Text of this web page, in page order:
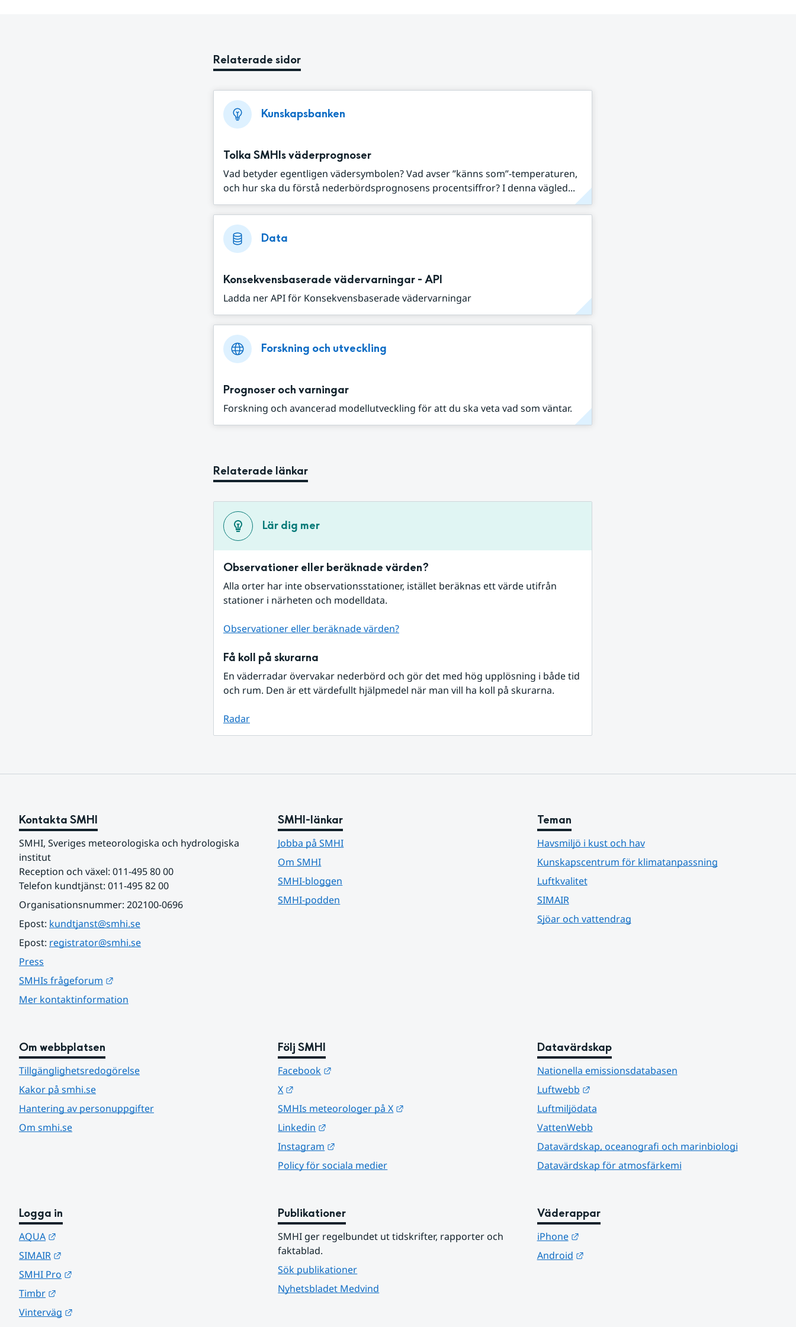
Relaterade sidor
Kunskapsbanken
Tolka SMHIs väderprognoser
Vad betyder egentligen vädersymbolen? Vad avser ”känns som”-temperaturen,
och hur ska du förstå nederbördsprognosens procentsiffror? I denna vägled...
Data
Konsekvensbaserade vädervarningar - API
Ladda ner API för Konsekvensbaserade vädervarningar
Forskning och utveckling
Prognoser och varningar
Forskning och avancerad modellutveckling för att du ska veta vad som väntar.
Relaterade länkar
Lär dig mer
Observationer eller beräknade värden?
Alla orter har inte observationsstationer, istället beräknas ett värde utifrån
stationer i närheten och modelldata.
Observationer eller beräknade värden?
Få koll på skurarna
En väderradar övervakar nederbörd och gör det med hög upplösning i både tid
och rum. Den är ett värdefullt hjälpmedel när man vill ha koll på skurarna.
Radar
Kontakta SMHI
SMHI, Sveriges meteorologiska och hydrologiska
institut
Reception och växel: 011-495 80 00
Telefon kundtjänst: 011-495 82 00
Organisationsnummer: 202100-0696
Epost: kundtjanst@smhi.se
Epost: registrator@smhi.se
Press
SMHIs frågeforum
Mer kontaktinformation
SMHI-länkar
Jobba på SMHI
Om SMHI
SMHI-bloggen
SMHI-podden
Teman
Havsmiljö i kust och hav
Kunskapscentrum för klimatanpassning
Luftkvalitet
SIMAIR
Sjöar och vattendrag
Om webbplatsen
Tillgänglighetsredogörelse
Kakor på smhi.se
Hantering av personuppgifter
Om smhi.se
Följ SMHI
Facebook
X
SMHIs meteorologer på X
Linkedin
Instagram
Policy för sociala medier
Datavärdskap
Nationella emissionsdatabasen
Luftwebb
Länk till annan webbplats.
Luftmiljödata
VattenWebb
Datavärdskap, oceanografi och marinbiologi
Datavärdskap för atmosfärkemi
Logga in
AQUA
SIMAIR
SMHI Pro
Timbr
Vinterväg
Publikationer
SMHI ger regelbundet ut tidskrifter, rapporter och
faktablad.
Sök publikationer
Nyhetsbladet Medvind
Väderappar
iPhone
Länk till annan webbplats.
Android
Länk till annan webbplats.